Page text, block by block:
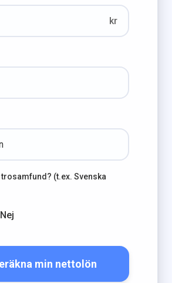
kr
(t.ex. Svenska
Nej
min nettolön